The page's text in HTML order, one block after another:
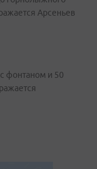
Арсеньев
фонтаном и 50